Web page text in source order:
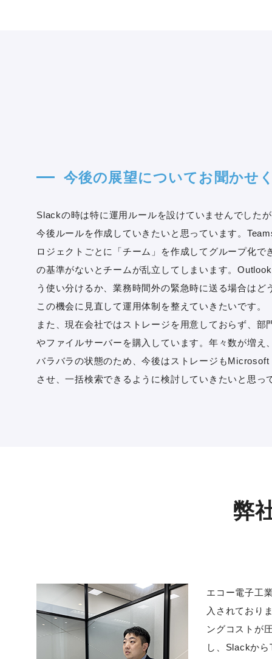
今後の展望についてお聞かせ
Slackの時は特に運用ルールを設けていませんでした
今後ルールを作成していきたいと思っています。
ロジェクトごとに「チーム」を作成してグループ化で
の基準がないとチームが乱立してしまいます。
う使い分けるか、業務時間外の緊急時に送る場合はど
この機会に見直して運用体制を整えていきたいです。
また、現在会社ではストレージを用意しておらず、部
やファイルサーバーを購入しています。年々数が増え
バラバラの状態のため、今後はストレージもMicrosoft
させ、一括検索できるように検討していきたいと思っ
弊
エコー電子工
入されており
ングコストが
し、Slackか